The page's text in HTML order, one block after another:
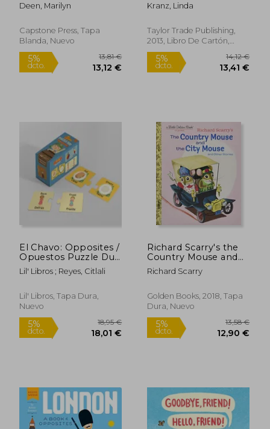
5%
dcto.
16,88 € 5%
dcto.
Deen, Marilyn
Capstone Press, Tapa
Blanda, Nuevo
Kranz, Linda
Taylor Trade Publishing,
2013, Libro De Cartón,
Nuevo
El Chavo: Opposites /
Opuestos Puzzle Duo
20 Piece
Lil' Libros ; Reyes, Citlali
Lil' Libros, Tapa Dura,
Nuevo
Richard Scarry's the
Country Mouse and
the City Mouse (Little
Golden Book) (en
Richard Scarry
Golden Books, 2018, Tapa
Dura, Nuevo